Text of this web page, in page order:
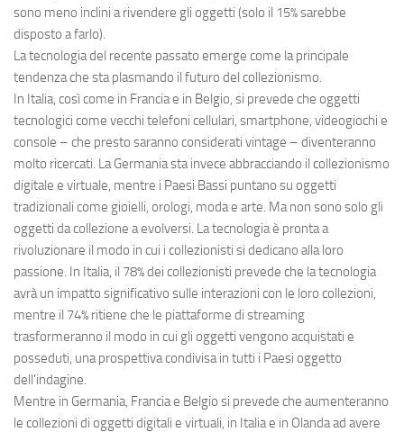
sono meno inclini a rivendere gli oggetti (solo il 15% sarebbe
disposto a farlo).
La tecnologia del recente passato emerge come la principale
tendenza che sta plasmando il futuro del collezionismo.
In Italia, così come in Francia e in Belgio, si prevede che oggetti
tecnologici come vecchi telefoni cellulari, smartphone, videogiochi e
console – che presto saranno considerati vintage – diventeranno
molto ricercati. La Germania sta invece abbracciando il collezionismo
digitale e virtuale, mentre i Paesi Bassi puntano su oggetti
tradizionali come gioielli, orologi, moda e arte. Ma non sono solo gli
oggetti da collezione a evolversi. La tecnologia è pronta a
rivoluzionare il modo in cui i collezionisti si dedicano alla loro
passione. In Italia, il 78% dei collezionisti prevede che la tecnologia
avrà un impatto significativo sulle interazioni con le loro collezioni,
mentre il 74% ritiene che le piattaforme di streaming
trasformeranno il modo in cui gli oggetti vengono acquistati e
posseduti, una prospettiva condivisa in tutti i Paesi oggetto
dell'indagine.
Mentre in Germania, Francia e Belgio si prevede che aumenteranno
le collezioni di oggetti digitali e virtuali, in Italia e in Olanda ad avere